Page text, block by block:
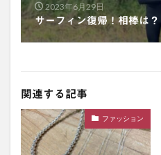
2023年6月29日
サーフィン復帰！相棒は？
関連する記事
ファッション